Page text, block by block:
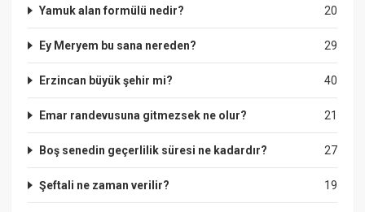
20
Yamuk alan formülü nedir?
29
Ey Meryem bu sana nereden?
40
Erzincan büyük şehir mi?
21
Emar randevusuna gitmezsek ne olur?
27
Boş senedin geçerlilik süresi ne kadardır?
19
Şeftali ne zaman verilir?